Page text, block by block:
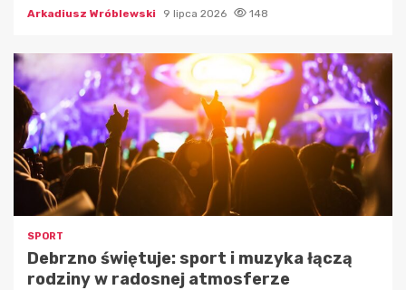
Arkadiusz Wróblewski 9 lipca 2026 148
SPORT
Debrzno świętuje: sport i muzyka łączą
rodziny w radosnej atmosferze